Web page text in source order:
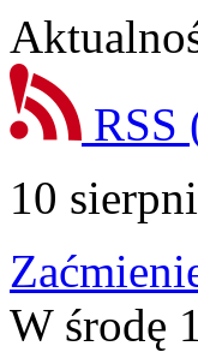
RSS
10
W środę